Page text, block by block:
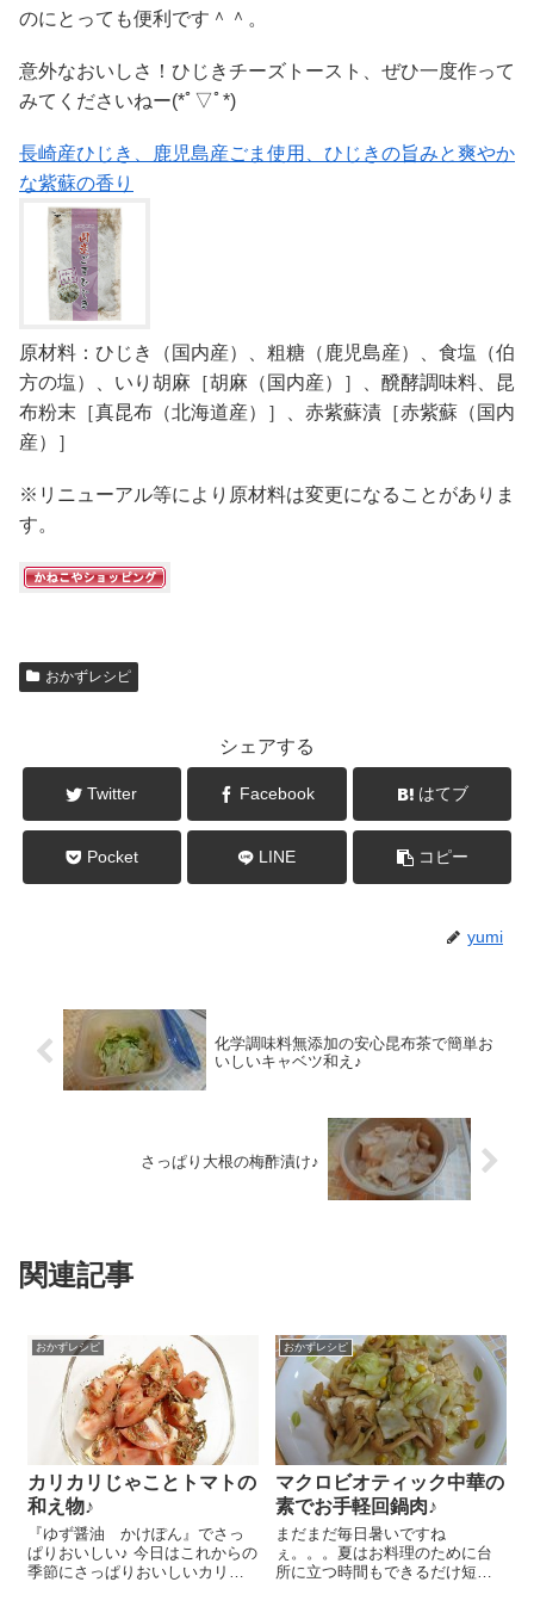
のにとっても便利です＾＾。
意外なおいしさ！ひじきチーズトースト、ぜひ一度作って
みてくださいねー(*ﾟ▽ﾟ*)
長崎産ひじき、鹿児島産ごま使用、ひじきの旨みと爽やか
な紫蘇の香り
原材料：ひじき（国内産）、粗糖（鹿児島産）、食塩（伯
方の塩）、いり胡麻［胡麻（国内産）］、醗酵調味料、昆
布粉末［真昆布（北海道産）］、赤紫蘇漬［赤紫蘇（国内
産）］
※リニューアル等により原材料は変更になることがありま
す。
おかずレシピ
シェアする
Twitter Facebook はてブ
Pocket LINE コピー
yumi
化学調味料無添加の安心昆布茶で簡単お
いしいキャベツ和え♪
さっぱり大根の梅酢漬け♪
関連記事
おかずレシピ
カリカリじゃことトマトの
和え物♪
『ゆず醤油 かけぽん』でさっ
ぱりおいしい♪ 今日はこれからの
季節にさっぱりおいしいカリカ
おかずレシピ
マクロビオティック中華の
素でお手軽回鍋肉♪
まだまだ毎日暑いですね
ぇ。。。夏はお料理のために台
所に立つ時間もできるだけ短い